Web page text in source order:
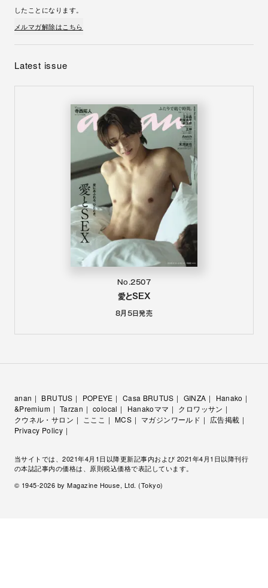
したことになります。
メルマガ解除はこちら
Latest issue
No.2507
愛とSEX
8月5日発売
anan BRUTUS POPEYE Casa BRUTUS GINZA
Hanako
&Premium
Tarzan colocal Hanakoママ
クロワッサン
クウネル・サロン
こここ MCS マガジンワールド
広告掲載
Privacy Policy
当サイトでは、2021年4月1日以降更新記事内および 2021年4月1日以降刊行
の本誌記事内の価格は、原則税込価格で表記しています。
© 1945-2026 by Magazine House, Ltd. (Tokyo)